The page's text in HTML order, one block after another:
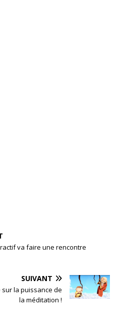
va faire une rencontre
SUIVANT
la puissance de
la méditation !